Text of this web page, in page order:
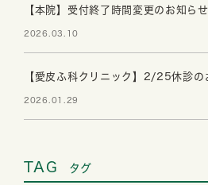
【本院】受付終了時間変更のお知らせ
2026.03.10
【愛皮ふ科クリニック】2/25休診の
2026.01.29
TAG タグ